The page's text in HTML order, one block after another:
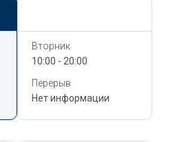
Вторник
10:00 - 20:00
Перерыв
Нет информации